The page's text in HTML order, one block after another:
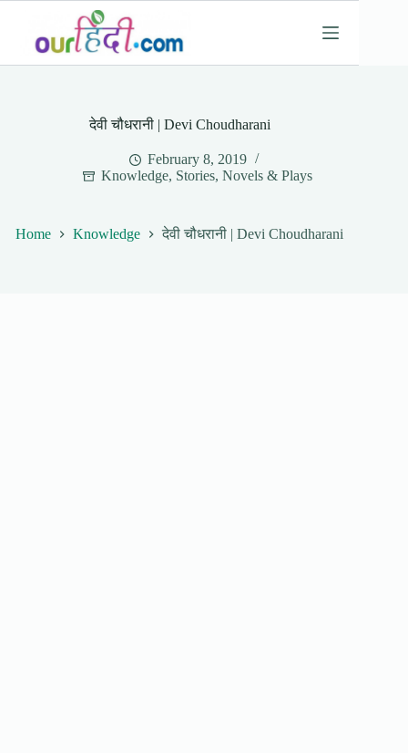
content
देवी चौधरानी | Devi Choudharani
February 8, 2019
Knowledge, Stories, Novels & Plays
Home Knowledge देवी चौधरानी | Devi Choudharani